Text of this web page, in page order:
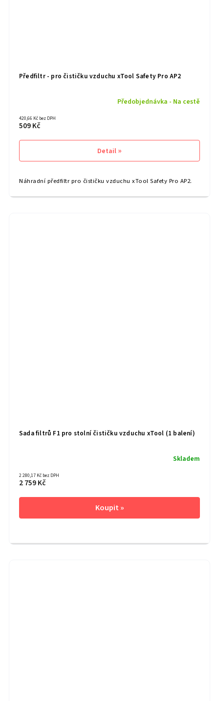
Předfiltr - pro čističku vzduchu xTool Safety Pro AP2
Předobjednávka - Na cestě
420,66 Kč bez DPH
509 Kč
Detail
Náhradní předfiltr pro čističku vzduchu xTool Safety Pro AP2.
Sada filtrů F1 pro stolní čističku vzduchu xTool (1 balení)
Skladem
2 280,17 Kč bez DPH
2 759 Kč